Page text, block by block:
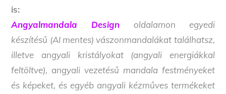
is:
Angyalmandala Design oldalamon egyedi
készítésű (AI mentes) vászonmandalákat találhatsz,
illetve angyali kristályokat (angyali energiákkal
feltöltve), angyali vezetésű mandala festményeket
és képeket, és egyéb angyali kézműves termékeket